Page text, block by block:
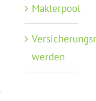
Maklerpool
werden